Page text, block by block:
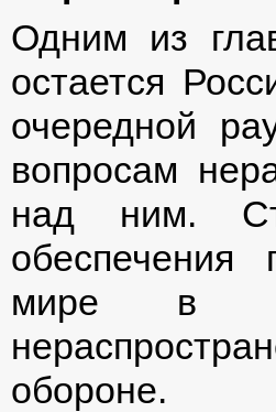
Одним из
остается
очередной
вопросам
над ним.
обеспечения
мире в
обороне.